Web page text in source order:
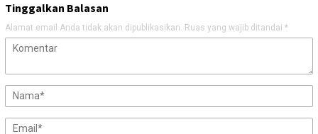
Tinggalkan Balasan
Alamat email Anda tidak akan dipublikasikan. Ruas yang wajib ditandai *